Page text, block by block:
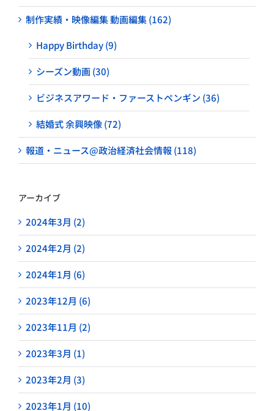
制作実績・映像編集 動画編集 (162)
Happy Birthday (9)
シーズン動画 (30)
ビジネスアワード・ファーストペンギン (36)
結婚式 余興映像 (72)
報道・ニュース@政治経済社会情報 (118)
アーカイブ
2024年3月 (2)
2024年2月 (2)
2024年1月 (6)
2023年12月 (6)
2023年11月 (2)
2023年3月 (1)
2023年2月 (3)
2023年1月 (10)